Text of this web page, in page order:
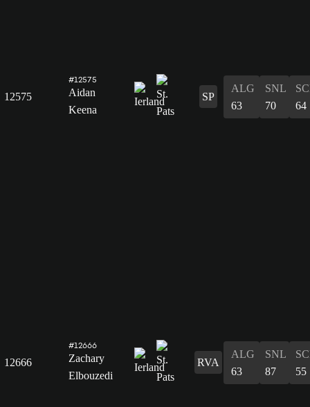
12575
#12575
Aidan
Keena
SP
ALG
63
SNL
70
64
12666
#12666
Zachary
Elbouzedi
RVA
ALG
63
SNL
87
55